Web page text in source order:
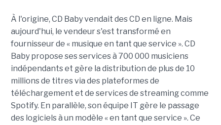
À l'origine, CD Baby vendait des CD en ligne. Mais
aujourd'hui, le vendeur s'est transformé en
fournisseur de « musique en tant que service ». CD
Baby propose ses services à 700 000 musiciens
indépendants et gère la distribution de plus de 10
millions de titres via des plateformes de
téléchargement et de services de streaming comme
Spotify. En parallèle, son équipe IT gère le passage
des logiciels à un modèle « en tant que service ». Ce